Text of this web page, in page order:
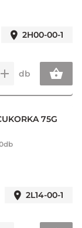
2H00-00-1
db
75G
2L14-00-1